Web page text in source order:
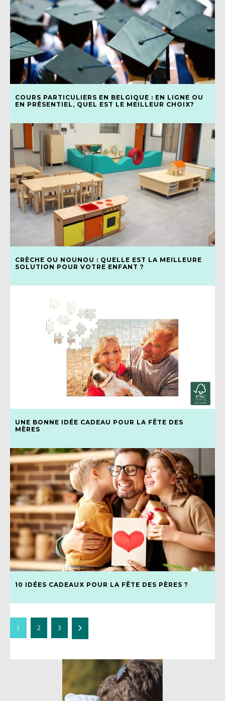
COURS PARTICULIERS EN BELGIQUE : EN LIGNE OU
EN PRÉSENTIEL, QUEL EST LE MEILLEUR CHOIX?
CRÈCHE OU NOUNOU : QUELLE EST LA MEILLEURE
SOLUTION POUR VOTRE ENFANT ?
UNE BONNE IDÉE CADEAU POUR LA FÊTE DES
MÈRES
10 IDÉES CADEAUX POUR LA FÊTE DES PÈRES ?
1 2 3